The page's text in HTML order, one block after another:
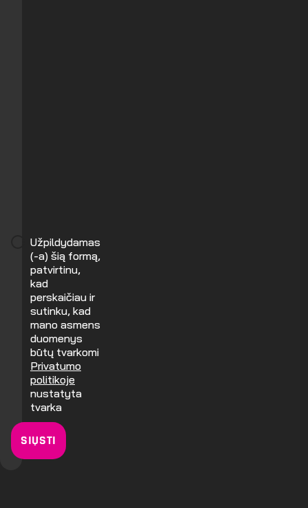
Užpildydamas
(-a) šią formą,
patvirtinu,
kad
perskaičiau ir
sutinku, kad
mano asmens
duomenys
būtų tvarkomi
Privatumo
politikoje
nustatyta
tvarka
SIŲSTI